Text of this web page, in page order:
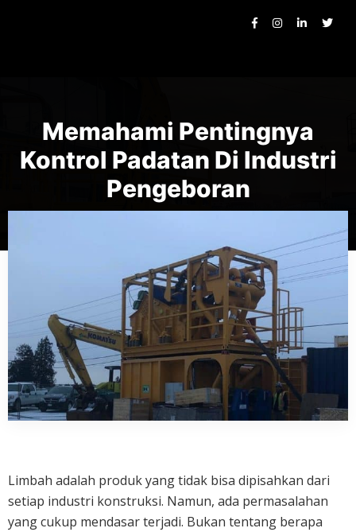
Memahami Pentingnya
Kontrol Padatan Di Industri
Pengeboran
Limbah adalah produk yang tidak bisa dipisahkan dari
setiap industri konstruksi. Namun, ada permasalahan
yang cukup mendasar terjadi. Bukan tentang berapa